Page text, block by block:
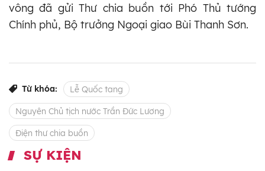
vông đã gửi Thư chia buồn tới Phó Thủ tướng
Chính phủ, Bộ trưởng Ngoại giao Bùi Thanh Sơn.
Từ khóa: Lễ Quốc tang
Nguyên Chủ tịch nước Trần Đức Lương
Điện thư chia buồn
SỰ KIỆN